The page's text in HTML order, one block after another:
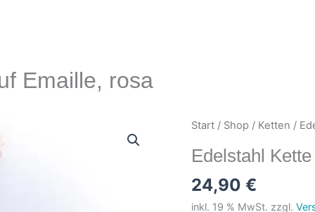
Emaille, rosa
Start / Shop / Ketten /
Edelstahl
24,90 €
inkl. 19 % MwSt. zzgl.